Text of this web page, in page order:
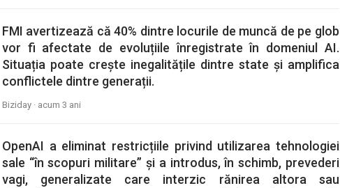
FMI avertizează că 40% dintre locurile de muncă de pe glob
vor fi afectate de evoluțiile înregistrate în domeniul AI.
Situația poate crește inegalitățile dintre state și amplifica
conflictele dintre generații.
Biziday · acum 3 ani
OpenAI a eliminat restricțiile privind utilizarea tehnologiei
sale “în scopuri militare” și a introdus, în schimb, prevederi
vagi, generalizate care interzic rănirea altora sau